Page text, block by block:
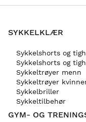
SYKKELKLÆR
Sykkelshorts og
Sykkelshorts og
Sykkeltrøyer menn
Sykkeltrøyer
Sykkelbriller
Sykkeltilbehør
GYM- OG